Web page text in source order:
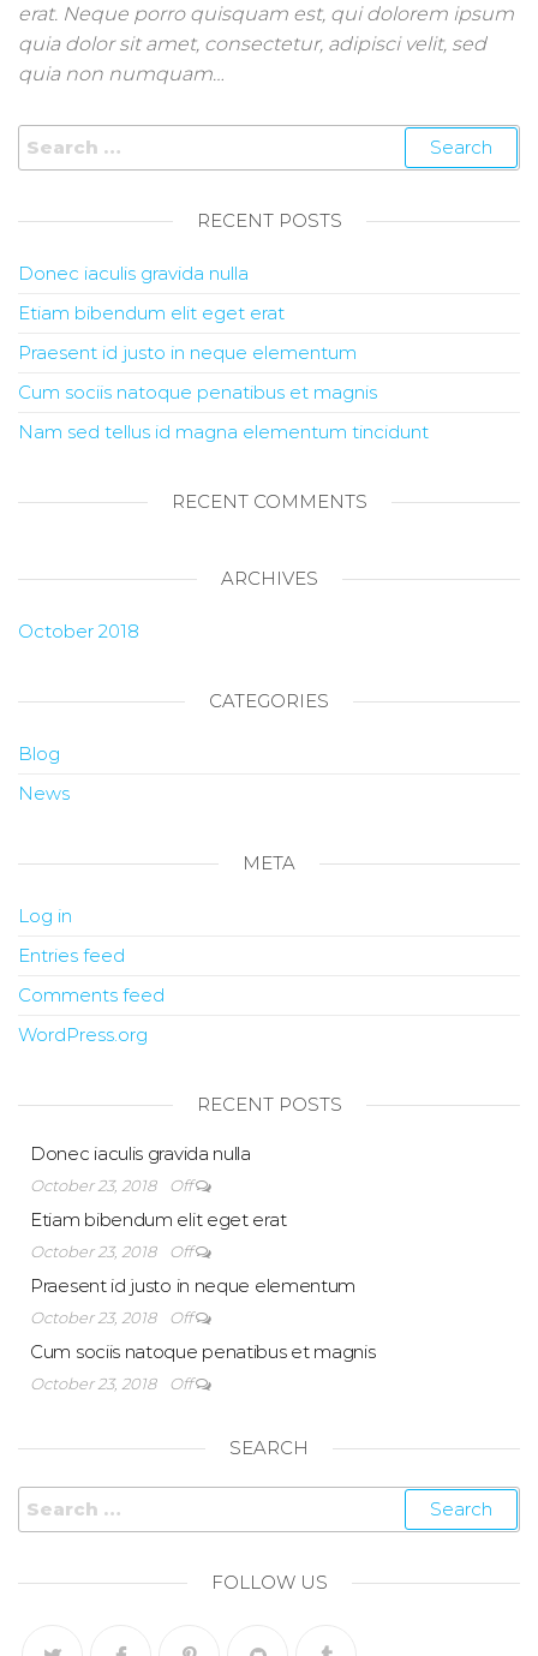
erat. Neque porro quisquam est, qui dolorem ipsum
quia dolor sit amet, consectetur, adipisci velit, sed
quia non numquam…
RECENT POSTS
Donec iaculis gravida nulla
Etiam bibendum elit eget erat
Praesent id justo in neque elementum
Cum sociis natoque penatibus et magnis
Nam sed tellus id magna elementum tincidunt
RECENT COMMENTS
ARCHIVES
October 2018
CATEGORIES
Blog
News
META
Log in
Entries feed
Comments feed
WordPress.org
RECENT POSTS
Donec iaculis gravida nulla
October 23, 2018 Off
Etiam bibendum elit eget erat
October 23, 2018 Off
Praesent id justo in neque elementum
October 23, 2018 Off
Cum sociis natoque penatibus et magnis
October 23, 2018 Off
SEARCH
FOLLOW US